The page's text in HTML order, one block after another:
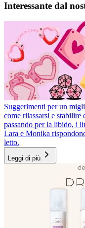
Interessante dal
Suggerimenti per un
come rilassarsi e stabilire
passando per la libido, i
Lara e Monika
letto.
Leggi di più